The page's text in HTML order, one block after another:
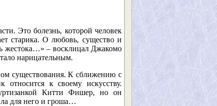
Это болезнь, которой человек
старика. О любовь, существо и
жестока…» – восклицал Джакомо
нарицательным.
существования. К сближению с
к своему искусству.
Китти Фишер, но он
для него и гроша…